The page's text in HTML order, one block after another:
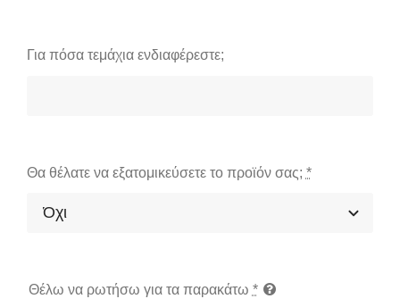
Για πόσα τεμάχια ενδιαφέρεστε;
Θα θέλατε να εξατομικεύσετε το προϊόν σας; *
Θέλω να ρωτήσω για τα παρακάτω *